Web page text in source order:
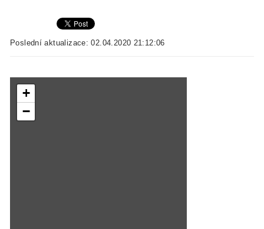
Poslední aktualizace: 02.04.2020 21:12:06
+
−